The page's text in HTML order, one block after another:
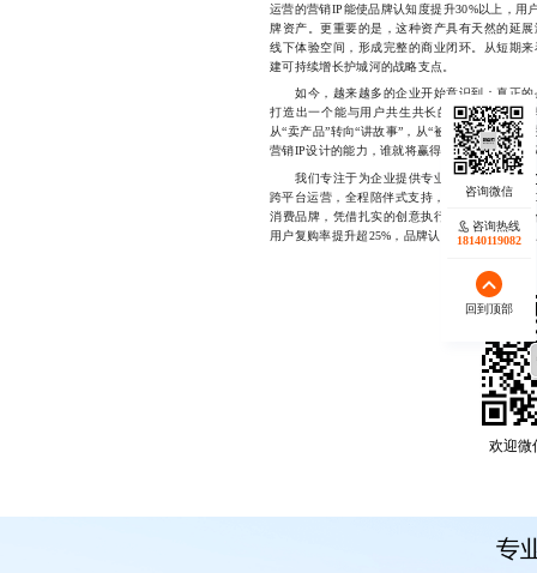
运营的营销IP能使品牌认知度提升30%以上，用
牌资产。更重要的是，这种资产具有天然的延
线下体验空间，形成完整的商业闭环。从短期
建可持续增长护城河的战略支点。
如今，越来越多的企业开始意识到：真正的
打造出一个能与用户共生共长的数字身份。营
从“卖产品”转向“讲故事”，从“被动曝光”升级
营销IP设计的能力，谁就将赢得未来的品牌话语
我们专注于为企业提供专业的营销IP设
跨平台运营，全程陪伴式支持，助力品牌实现
消费品牌，凭借扎实的创意执行与高效的项目
用户复购率提升超25%，品牌认知度增长30%以
欢迎微
咨询热线
18140119082
回到顶部